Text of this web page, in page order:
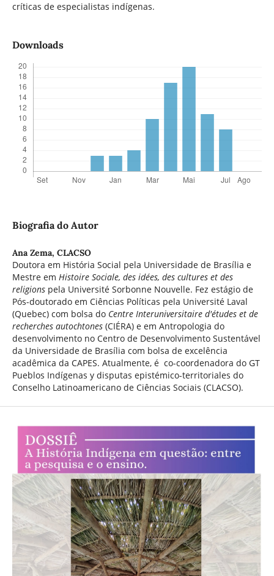
críticas de especialistas indígenas.
Downloads
Biografia do Autor
Ana Zema, CLACSO
Doutora em História Social pela Universidade de Brasília e
Mestre em Histoire Sociale, des idées, des cultures et des
religionspela Université Sorbonne Nouvelle. Fez estágio de
Pós-doutorado em Ciências Políticas pela Université Laval
(Quebec) com bolsa do Centre Interuniversitaire d'études et de
recherches autochtones (CIÉRA) e em Antropologia do
desenvolvimento no Centro de Desenvolvimento Sustentável
da Universidade de Brasília com bolsa de excelência
acadêmica da CAPES. Atualmente, é co-coordenadora do GT
Pueblos Indígenas y disputas epistémico-territoriales do
Conselho Latinoamericano de Ciências Sociais (CLACSO).